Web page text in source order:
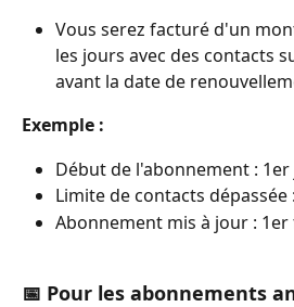
Vous serez facturé d'un
les jours avec des contacts
avant la date de
Exemple :
Début de l'abonnement :
Limite de contacts dépassée
Abonnement mis à jour :
📅 Pour les abonnements